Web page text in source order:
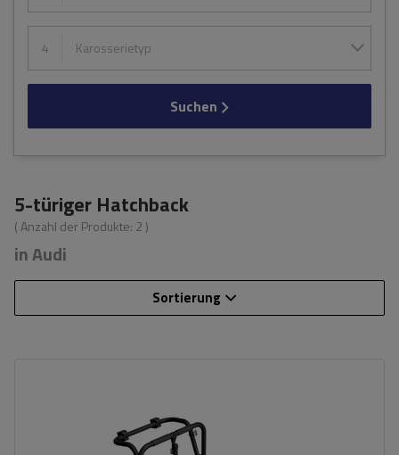
4 Karosserietyp
Suchen
5-türiger Hatchback
( Anzahl der Produkte: 2 )
in Audi
Sortierung
universelles Montagesystem
kompatibel mit allen Karosseriearten